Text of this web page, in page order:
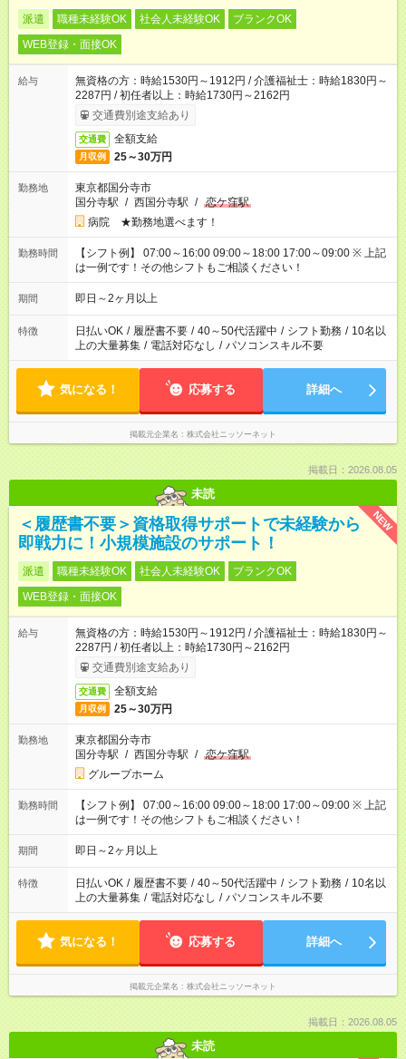
派遣 職種未経験OK 社会人未経験OK
ブランクOK
WEB登録・面接OK
給与
無資格の方：時給1530円～1912円 / 介護福祉士：時給1830円～
2287円 / 初任者以上：時給1730円～2162円
交通費別途支給あり
交通費 全額支給
月収例 25～30万円
勤務地
東京都国分寺市
国分寺駅 / 西国分寺駅 / 恋ケ窪駅
病院 ★勤務地選べます！
勤務時間
【シフト例】 07:00～16:00 09:00～18:00 17:00～09:00 ※ 上記
は一例です！その他シフトもご相談ください！
期間 即日～2ヶ月以上
特徴 日払いOK / 履歴書不要 / 40～50代活躍中 / シフト勤務 / 10名以
上の大量募集 / 電話対応なし / パソコンスキル不要
気になる！ 応募する 詳細へ
掲載元企業名 株式会社ニッソーネット
掲載日：2026.08.05
未読
NEW
＜履歴書不要＞資格取得サポートで未経験から
即戦力に！小規模施設のサポート！
派遣 職種未経験OK 社会人未経験OK
ブランクOK
WEB登録・面接OK
給与
無資格の方：時給1530円～1912円 / 介護福祉士：時給1830円～
2287円 / 初任者以上：時給1730円～2162円
交通費別途支給あり
交通費 全額支給
月収例 25～30万円
勤務地
東京都国分寺市
国分寺駅 / 西国分寺駅 / 恋ケ窪駅
グループホーム
勤務時間
【シフト例】 07:00～16:00 09:00～18:00 17:00～09:00 ※ 上記
は一例です！その他シフトもご相談ください！
期間 即日～2ヶ月以上
特徴 日払いOK / 履歴書不要 / 40～50代活躍中 / シフト勤務 / 10名以
上の大量募集 / 電話対応なし / パソコンスキル不要
気になる！ 応募する 詳細へ
掲載元企業名 株式会社ニッソーネット
掲載日：2026.08.05
未読